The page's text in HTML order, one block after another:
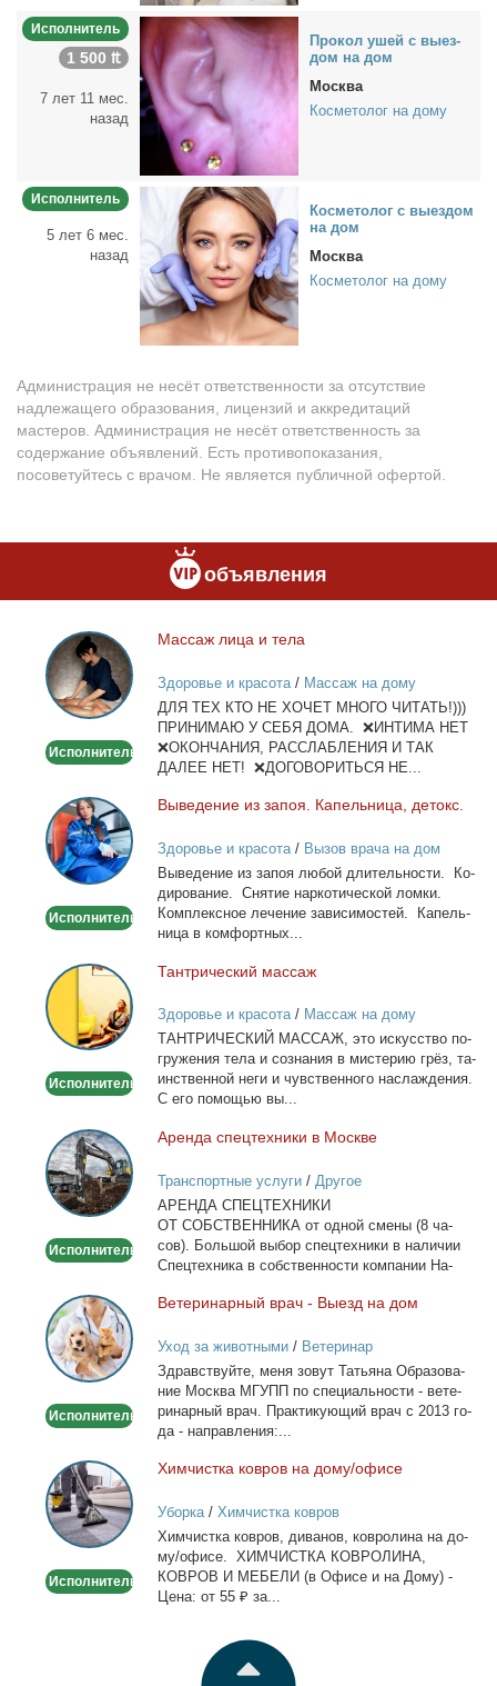
Исполнитель
1 500 ₶
7 лет 11 мес.
назад
Про­кол ушей с вы­ез­
дом на дом
Москва
Косметолог на дому
Исполнитель
5 лет 6 мес.
назад
Кос­ме­то­лог с вы­ез­дом
на дом
Москва
Косметолог на дому
Администрация не несёт ответственности за отсутствие
надлежащего образования, лицензий и аккредитаций
мастеров. Администрация не несёт ответственность за
содержание объявлений. Есть противопоказания,
посоветуйтесь с врачом. Не является публичной офертой.
объявления
Массаж
лица
и
тела
Исполнитель
Мас­саж ли­ца и те­ла
Здоровье и красота/ Массаж на дому
ДЛЯ ТЕХ КТО НЕ ХОЧЕТ МНОГО ЧИТАТЬ!)))
ПРИНИМАЮ У СЕБЯ ДОМА. ❌ИНТИМА НЕТ
❌ОКОНЧАНИЯ, РАССЛАБЛЕНИЯ И ТАК
ДАЛЕЕ НЕТ! ❌ДОГОВОРИТЬСЯ НЕ...
Выведение
из
запоя.
Капельница,
Исполнитель
Вы­ве­де­ние из за­поя. Ка­пель­ни­ца, де­токс.
Здоровье и красота/ Вызов врача на дом
Вы­ве­де­ние из за­поя лю­бой дли­тель­но­сти. Ко­
ди­ро­ва­ние. Сня­тие нар­ко­ти­че­ской лом­ки.
Ком­плекс­ное ле­че­ние за­ви­си­мо­стей. Ка­пель­
ни­ца в ком­форт­ных...
Тантрический
массаж
Исполнитель
Тан­три­че­ский мас­саж
Здоровье и красота/ Массаж на дому
ТАНТРИЧЕСКИЙ МАССАЖ, это ис­кус­ство по­
гру­же­ния те­ла и со­зна­ния в ми­сте­рию грёз, та­
ин­ствен­ной неги и чув­ствен­но­го на­сла­жде­ния.
С его по­мо­щью вы...
Аренда
спецтехники
в
Москве
Исполнитель
Арен­да спец­тех­ни­ки в Москве
Транспортные услуги/ Другое
АРЕНДА СПЕЦТЕХНИКИ
ОТ СОБСТВЕННИКА от од­ной сме­ны (8 ча­
сов). Боль­шой вы­бор спец­тех­ни­ки в на­ли­чии
Спец­тех­ни­ка в соб­ствен­но­сти ком­па­нии На­
Ветеринарный
врач
-
Выезд
дом
Исполнитель
Ве­те­ри­нар­ный врач - Вы­езд на дом
Уход за животными/ Ветеринар
Здрав­ствуй­те, ме­ня зо­вут Та­тья­на Об­ра­зо­ва­
ние Москва МГУПП по спе­ци­аль­но­сти - ве­те­
ри­нар­ный врач. Прак­ти­ку­ю­щий врач с 2013 го­
да - на­прав­ле­ния:...
Химчистка
ковров
на
дому/
Исполнитель
Хим­чист­ка ков­ров на до­му/офи­се
Уборка/ Химчистка ковров
Хим­чист­ка ков­ров, ди­ва­нов, ков­ро­ли­на на до­
му/офи­се. ХИМЧИСТКА КОВРОЛИНА,
КОВРОВ И МЕБЕЛИ (в Офи­се и на До­му) -
Це­на: от 55 ₽ за...